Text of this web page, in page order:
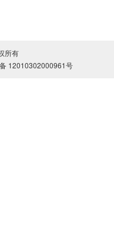
所有
12010302000961号